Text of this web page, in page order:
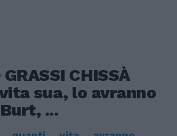
CHISSÀ
sua, lo avranno
...